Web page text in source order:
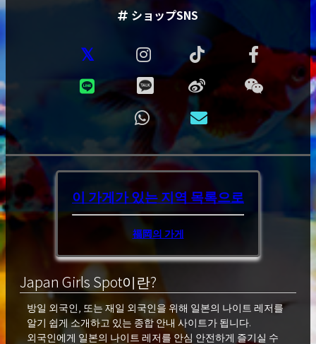
입회금 0 엔
연회비 0 엔
1 회 20,000 엔 ~
체험회에 참가해, 참가를 결정하기 전에
등록된 여성을 실제로 만날 수 있는 코스
입니다.
파티 코스 조합
경제적으로나 정신적으로 여유가 있는 20
세 이상의 남성
직업:특히 없음
지역:특히 없음
ショップSNS
이 가게가 있는 지역 목록으로
福岡의 가게
Japan Girls Spot이란?
방일 외국인, 또는 재일 외국인을 위해 일본의 나이트 레저를
알기 쉽게 소개하고 있는 종합 안내 사이트가 됩니다.
외국인에게 일본의 나이트 레저를 안심 안전하게 즐기실 수